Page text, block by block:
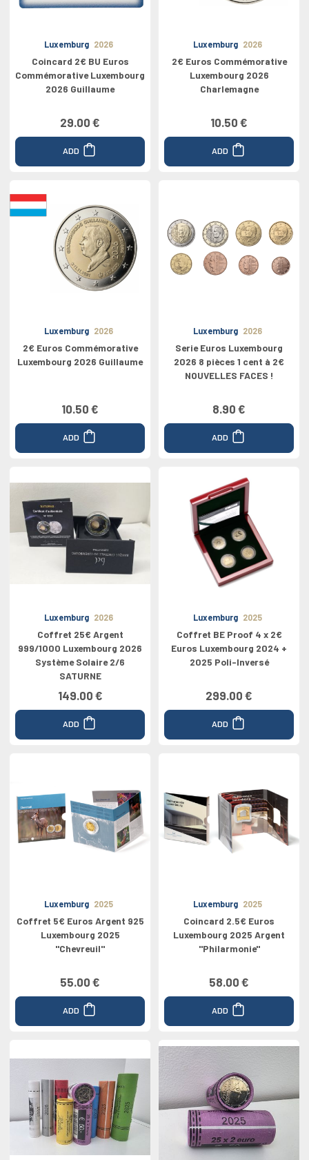
Luxemburg 2026
Coincard 2€ BU Euros
Commémorative Luxembourg
2026 Guillaume
29.00 €
ADD
Luxemburg 2026
2€ Euros Commémorative
Luxembourg 2026
Charlemagne
10.50 €
ADD
Luxemburg 2026
2€ Euros Commémorative
Luxembourg 2026 Guillaume
10.50 €
ADD
Luxemburg 2026
Serie Euros Luxembourg
2026 8 pièces 1 cent à 2€
NOUVELLES FACES !
8.90 €
ADD
Luxemburg 2026
Coffret 25€ Argent
999/1000 Luxembourg 2026
Système Solaire 2/6
SATURNE
149.00 €
ADD
Luxemburg 2025
Coffret BE Proof 4 x 2€
Euros Luxembourg 2024 +
2025 Poli-Inversé
299.00 €
ADD
Luxemburg 2025
Coffret 5€ Euros Argent 925
Luxembourg 2025
''Chevreuil''
55.00 €
ADD
Luxemburg 2025
Coincard 2.5€ Euros
Luxembourg 2025 Argent
''Philarmonie''
58.00 €
ADD